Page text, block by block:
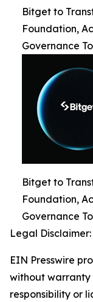
Bitget to
Foundation,
Governance
Bitget to
Foundation,
Governance
Legal Disclaimer:
EIN Presswire
without warranty
responsibility or